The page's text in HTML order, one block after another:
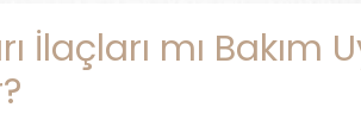
İlaçları mı Bakım